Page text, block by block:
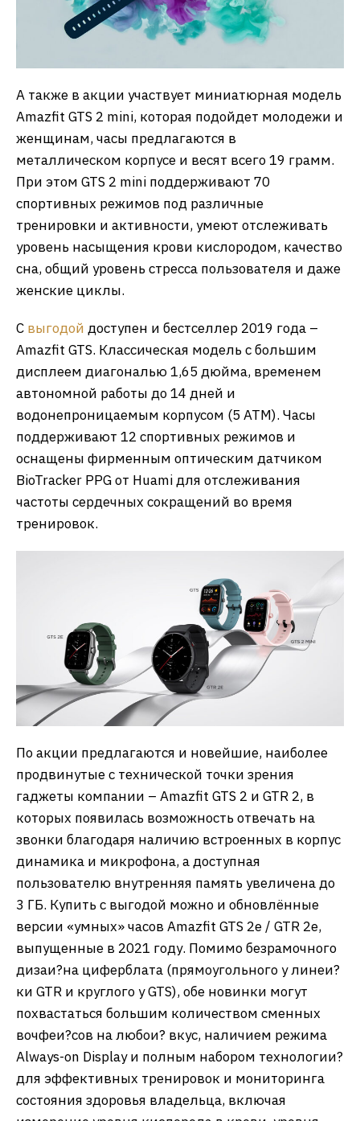
А также в акции участвует миниатюрная модель
Amazfit GTS 2 mini, которая подойдет молодежи и
женщинам, часы предлагаются в
металлическом корпусе и весят всего 19 грамм.
При этом GTS 2 mini поддерживают 70
спортивных режимов под различные
тренировки и активности, умеют отслеживать
уровень насыщения крови кислородом, качество
сна, общий уровень стресса пользователя и даже
женские циклы.
С выгодой доступен и бестселлер 2019 года –
Amazfit GTS. Классическая модель с большим
дисплеем диагональю 1,65 дюйма, временем
автономной работы до 14 дней и
водонепроницаемым корпусом (5 ATM). Часы
поддерживают 12 спортивных режимов и
оснащены фирменным оптическим датчиком
BioTracker PPG от Huami для отслеживания
частоты сердечных сокращений во время
тренировок.
По акции предлагаются и новейшие, наиболее
продвинутые с технической точки зрения
гаджеты компании – Amazfit GTS 2 и GTR 2, в
которых появилась возможность отвечать на
звонки благодаря наличию встроенных в корпус
динамика и микрофона, а доступная
пользователю внутренняя память увеличена до
3 ГБ. Купить с выгодой можно и обновлённые
версии «умных» часов Amazfit GTS 2e / GTR 2e,
выпущенные в 2021 году. Помимо безрамочного
дизаи?на циферблата (прямоугольного у линеи?
ки GTR и круглого у GTS), обе новинки могут
похвастаться большим количеством сменных
вочфеи?сов на любои? вкус, наличием режима
Always-on Display и полным набором технологии?
для эффективных тренировок и мониторинга
состояния здоровья владельца, включая